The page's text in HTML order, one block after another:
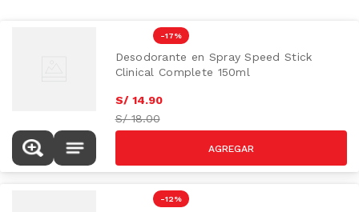
-17 %
Desodorante en Spray Speed Stick
Clinical Complete 150ml
S/ 14.90
S/18.00
-12 %